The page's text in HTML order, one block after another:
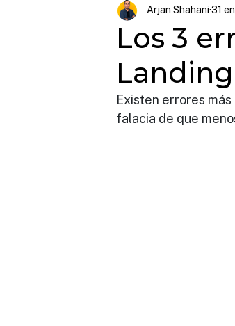
Redes Sociales y Marketing Digital
Los 3
Arjan Shahani31
Existen errores
falacia de que